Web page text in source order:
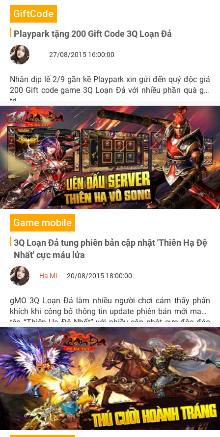
GiftCode
Playpark tặng 200 Gift Code 3Q Loạn Đả
27/08/2015 16:00:00
Nhân dịp lể 2/9 gần kề Playpark xin gửi đến quý độc giả
200 Gift code game 3Q Loạn Đả với nhiều phần quà giá
trị.
Game mobile
3Q Loạn Đả tung phiên bản cập nhật 'Thiên Hạ Đệ
Nhất' cực máu lửa
Ha Mi 20/08/2015 18:00:00
gMO 3Q Loạn Đả làm nhiều người chơi cảm thấy phấn
khích khi công bố thông tin update phiên bản mới mang
tên “Thiên Hạ Đệ Nhất” với nhiều cập nhật cực độc đáo
và mới lạ. Theo thông tin chính thức từ BQT 3Q Loạn Đả,
phiên bản cập nhật sẽ được diễn ra từ ngày 21/08/2015.